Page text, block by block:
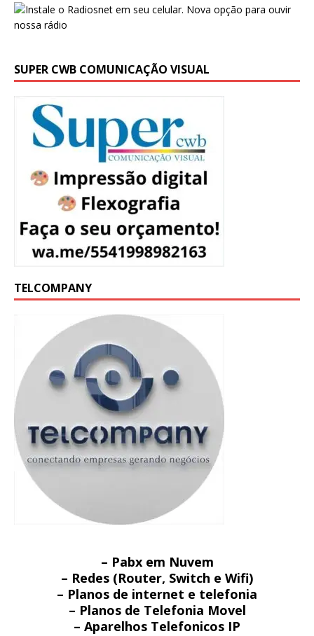
SUPER CWB COMUNICAÇÃO VISUAL
TELCOMPANY
– Pabx em Nuvem
– Redes (Router, Switch e Wifi)
– Planos de internet e telefonia
– Planos de Telefonia Movel
– Aparelhos Telefonicos IP